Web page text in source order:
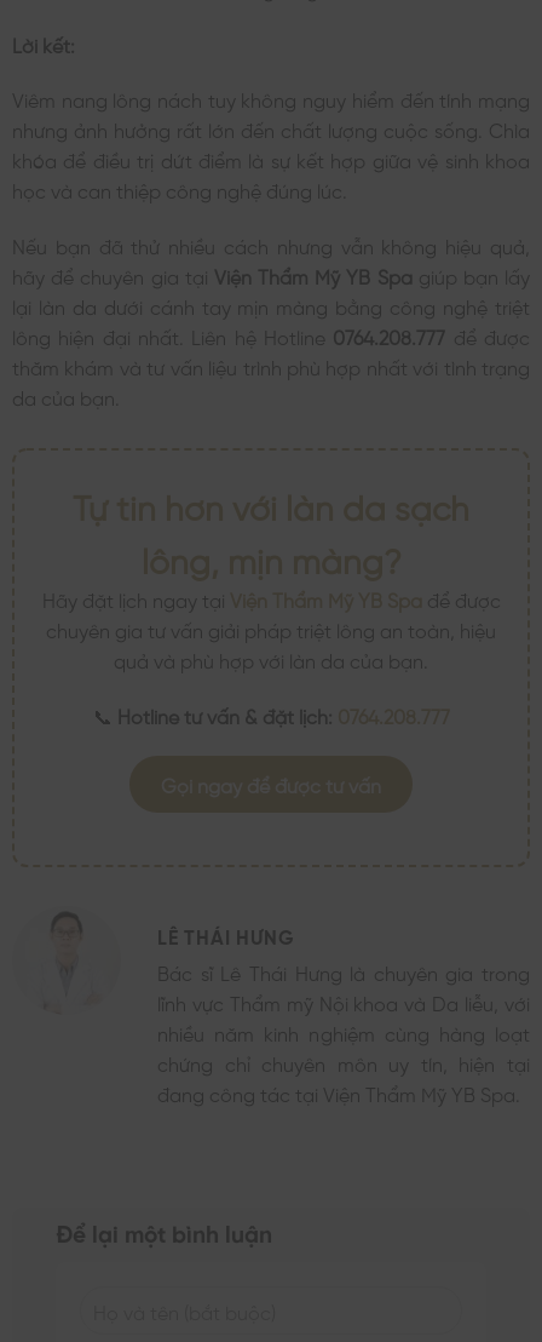
Lời kết:
Viêm nang lông nách tuy không nguy hiểm đến tính mạng
nhưng ảnh hưởng rất lớn đến chất lượng cuộc sống. Chìa
khóa để điều trị dứt điểm là sự kết hợp giữa vệ sinh khoa
học và can thiệp công nghệ đúng lúc.
Nếu bạn đã thử nhiều cách nhưng vẫn không hiệu quả,
hãy để chuyên gia tại Viện Thẩm Mỹ YB Spa giúp bạn lấy
lại làn da dưới cánh tay mịn màng bằng công nghệ triệt
lông hiện đại nhất. Liên hệ Hotline 0764.208.777
để được
thăm khám và tư vấn liệu trình phù hợp nhất với tình trạng
da của bạn.
Hãy đặt lịch ngay tại
để được
chuyên gia tư vấn giải pháp triệt lông an toàn, hiệu
quả và phù hợp với làn da của bạn.
📞 Hotline tư vấn & đặt lịch:
LÊ THÁI HƯNG
Bác sĩ Lê Thái Hưng là chuyên gia trong
lĩnh vực Thẩm mỹ Nội khoa và Da liễu, với
nhiều năm kinh nghiệm cùng hàng loạt
chứng chỉ chuyên môn uy tín, hiện tại
đang công tác tại Viện Thẩm Mỹ YB Spa.
Để lại một bình luận